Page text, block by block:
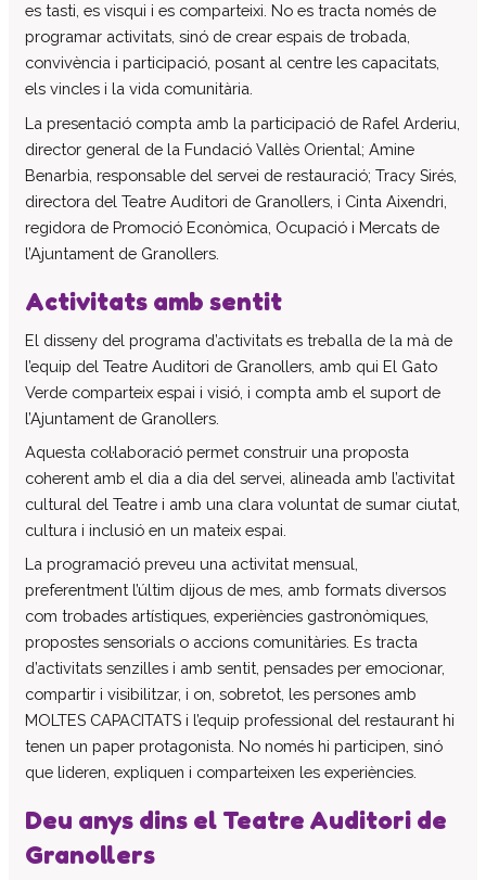
Retribucions percebudes pels màxims
responsables de l’entitat
Serveis a persones
Centre Ocupacional
Residència
Centre d’atenció especialitzada
Servei d’habitatge
Edifici de Rehabilitació Funcional
Serveis a empreses
Centre Especial de Treball
Manipulats Industrials
Neteja
Bugaderia
Càtering
Serveis Generals
Pràctiques i inserció laboral
Assessorament LGD i RSC
Equip multidisciplinari de suport
Col·labora
Voluntaris
Donacions
Notícies
Contacte
es tasti, es visqui i es comparteixi. No es tracta només de
programar activitats, sinó de crear espais de trobada,
convivència i participació, posant al centre les capacitats,
els vincles i la vida comunitària.
La presentació compta amb la participació de Rafel Arderiu,
director general de la Fundació Vallès Oriental; Amine
Benarbia, responsable del servei de restauració; Tracy Sirés,
directora del Teatre Auditori de Granollers, i Cinta Aixendri,
regidora de Promoció Econòmica, Ocupació i Mercats de
l’Ajuntament de Granollers.
Activitats amb sentit
El disseny del programa d’activitats es treballa de la mà de
l’equip del Teatre Auditori de Granollers, amb qui El Gato
Verde comparteix espai i visió, i compta amb el suport de
l’Ajuntament de Granollers.
Aquesta col·laboració permet construir una proposta
coherent amb el dia a dia del servei, alineada amb l’activitat
cultural del Teatre i amb una clara voluntat de sumar ciutat,
cultura i inclusió en un mateix espai.
La programació preveu una activitat mensual,
preferentment l’últim dijous de mes, amb formats diversos
com trobades artístiques, experiències gastronòmiques,
propostes sensorials o accions comunitàries. Es tracta
d’activitats senzilles i amb sentit, pensades per emocionar,
compartir i visibilitzar, i on, sobretot, les persones amb
MOLTES CAPACITATS i l’equip professional del restaurant hi
tenen un paper protagonista. No només hi participen, sinó
que lideren, expliquen i comparteixen les experiències.
Deu anys dins el Teatre Auditori de
Granollers